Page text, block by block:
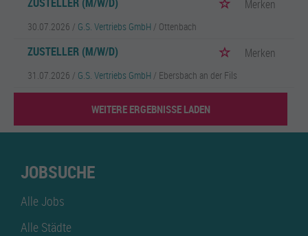
Merken
30.07.2026 / G.S. Vertriebs GmbH / Ottenbach
ZUSTELLER (M/W/D) Merken
31.07.2026 / G.S. Vertriebs GmbH / Ebersbach an der Fils
WEITERE ERGEBNISSE LADEN
JOBSUCHE
Alle Jobs
Alle Städte